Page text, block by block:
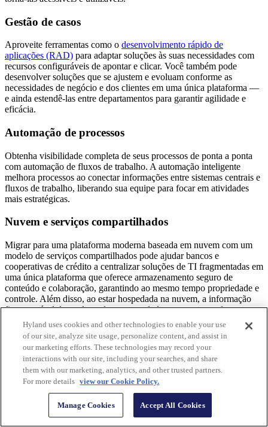
Gestão de casos
Aproveite ferramentas como o desenvolvimento rápido de
aplicações (RAD) para adaptar soluções às suas necessidades com
recursos configuráveis de apontar e clicar. Você também pode
desenvolver soluções que se ajustem e evoluam conforme as
necessidades de negócio e dos clientes em uma única plataforma —
e ainda estendê-las entre departamentos para garantir agilidade e
eficácia.
Automação de processos
Obtenha visibilidade completa de seus processos de ponta a ponta
com automação de fluxos de trabalho. A automação inteligente
melhora processos ao conectar informações entre sistemas centrais e
fluxos de trabalho, liberando sua equipe para focar em atividades
mais estratégicas.
Nuvem e serviços compartilhados
Migrar para uma plataforma moderna baseada em nuvem com um
modelo de serviços compartilhados pode ajudar bancos e
cooperativas de crédito a centralizar soluções de TI fragmentadas em
uma única plataforma que oferece armazenamento seguro de
conteúdo e colaboração, garantindo ao mesmo tempo propriedade e
controle. Além disso, ao estar hospedada na nuvem, a informação
fica acessível de qualquer lugar, com dados em tempo real,
aumentando a eficiência e a transparência.
Hyland uses cookies and other technologies to enable your use
of our site, analyze site usage, personalize content, and assist in
our marketing efforts. These technologies may record your
interactions with our site, including your searches, and share
them with our marketing, analytics, and other trusted partners.
For more details view our Cookie Policy.
Manage Cookies Accept All Cookies